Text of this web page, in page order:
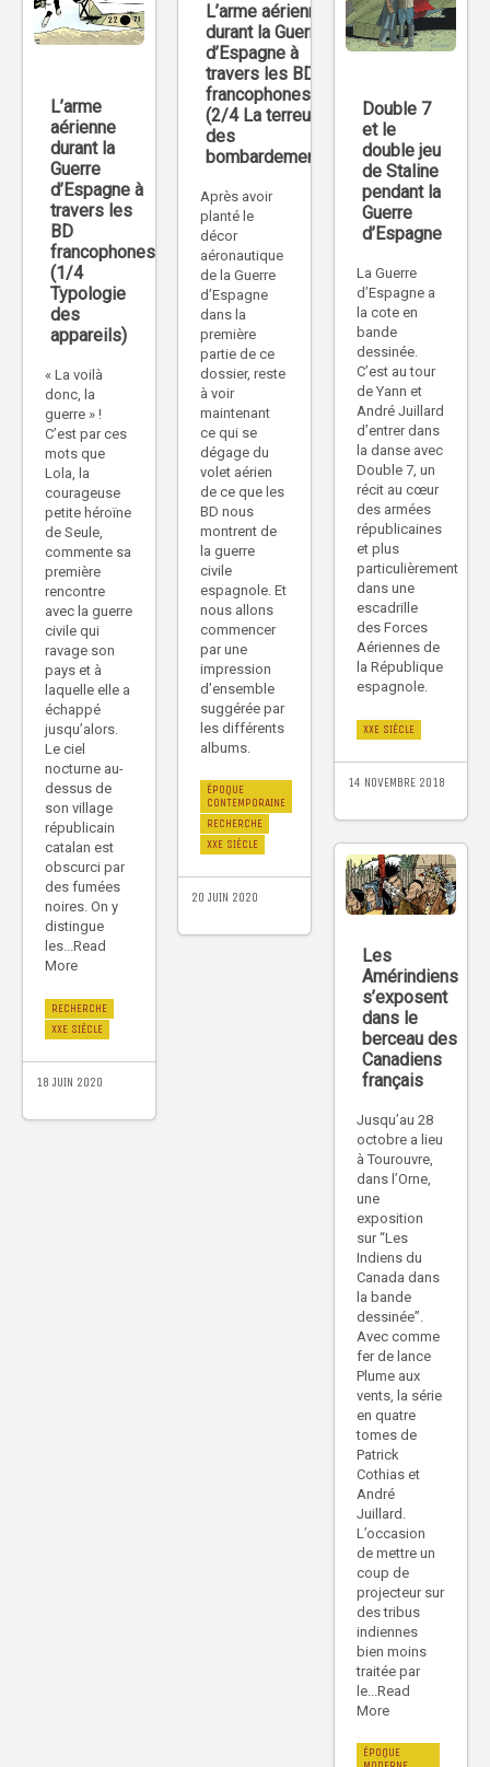
L’arme aérienne
durant la Guerre
d’Espagne à
travers les BD
francophones
(2/4 La terreur
des
bombardements)
Après avoir
planté le
décor
aéronautique
de la Guerre
d’Espagne
dans la
première
partie de ce
dossier, reste
à voir
maintenant
ce qui se
dégage du
volet aérien
de ce que les
BD nous
montrent de
la guerre
civile
espagnole. Et
nous allons
commencer
par une
impression
d’ensemble
suggérée par
les différents
albums.
ÉPOQUE
CONTEMPORAINE
RECHERCHE
XXE SIÈCLE
20 JUIN 2020
L’arme
aérienne
durant la
Guerre
d’Espagne à
travers les
BD
francophones
(1/4
Typologie
des
appareils)
« La voilà
donc, la
guerre » !
C’est par ces
mots que
Lola, la
courageuse
petite héroïne
de Seule,
commente sa
première
rencontre
avec la guerre
civile qui
ravage son
pays et à
laquelle elle a
échappé
jusqu’alors.
Le ciel
nocturne au-
dessus de
son village
républicain
catalan est
obscurci par
des fumées
noires. On y
distingue
les...Read
More
RECHERCHE
XXE SIÈCLE
18 JUIN 2020
Double 7
et le
double jeu
de Staline
pendant la
Guerre
d’Espagne
La Guerre
d’Espagne a
la cote en
bande
dessinée.
C’est au tour
de Yann et
André Juillard
d’entrer dans
la danse avec
Double 7, un
récit au cœur
des armées
républicaines
et plus
particulièrement
dans une
escadrille
des Forces
Aériennes de
la République
espagnole.
XXE SIÈCLE
14 NOVEMBRE 2018
Les
Amérindiens
s’exposent
dans le
berceau des
Canadiens
français
Jusqu’au 28
octobre a lieu
à Tourouvre,
dans l’Orne,
une
exposition
sur “Les
Indiens du
Canada dans
la bande
dessinée”.
Avec comme
fer de lance
Plume aux
vents, la série
en quatre
tomes de
Patrick
Cothias et
André
Juillard.
L’occasion
de mettre un
coup de
projecteur sur
des tribus
indiennes
bien moins
traitée par
le...Read
More
ÉPOQUE